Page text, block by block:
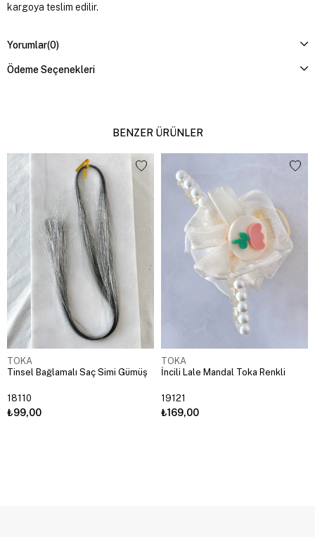
kargoya teslim edilir.
Yorumlar(0)
Ödeme Seçenekleri
BENZER ÜRÜNLER
TOKA
Tinsel Bağlamalı Saç Simi Gümüş
18110
₺99,00
TOKA
İncili Lale Mandal Toka Renkli
19121
₺169,00